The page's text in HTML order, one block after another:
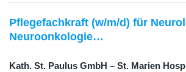
Pflegefachkraft (w/m/d) für
Neuroonkologie…
Kath. St. Paulus GmbH – St. Marien